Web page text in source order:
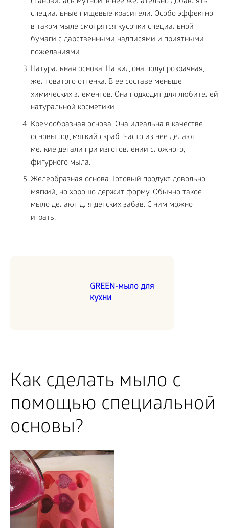
специальные пищевые красители. Особо эффектно
в таком мыле смотрятся кусочки специальной
бумаги с дарственными надписями и приятными
пожеланиями.
Натуральная основа. На вид она полупрозрачная,
желтоватого оттенка. В ее составе меньше
химических элементов. Она подходит для любителей
натуральной косметики.
Кремообразная основа. Она идеальна в качестве
основы под мягкий скраб. Часто из нее делают
мелкие детали при изготовлении сложного,
фигурного мыла.
Желеобразная основа. Готовый продукт довольно
мягкий, но хорошо держит форму. Обычно такое
мыло делают для детских забав. С ним можно
играть.
GREEN-мыло для
кухни
Как сделать мыло с
помощью специальной
основы?